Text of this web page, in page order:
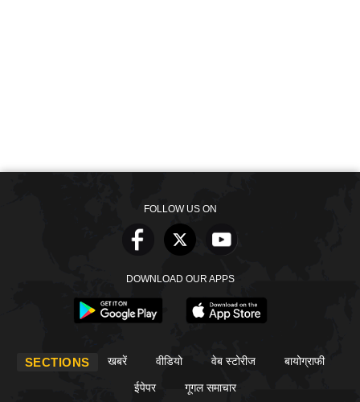
FOLLOW US ON
DOWNLOAD OUR APPS
SECTIONS खबरें वीडियो वेब स्टोरीज बायोग्राफी
ईपेपर गूगल समाचार